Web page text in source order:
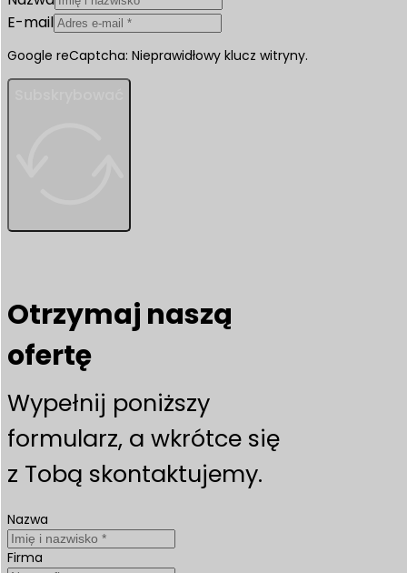
E-mail
Google reCaptcha: Nieprawidłowy klucz witryny.
Otrzymaj naszą
ofertę
Wypełnij poniższy
formularz, a wkrótce się
z Tobą skontaktujemy.
Nazwa
Firma